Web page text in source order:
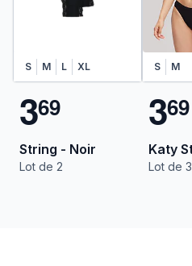
S M L XL
369
String - Noir
Lot de 2
S M
369
Lot de 3